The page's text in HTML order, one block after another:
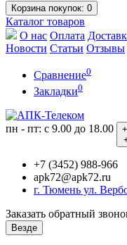
Корзинапокупок: 0
Каталог товаров
О нас Оплата
Новости Статьи Отзывы
Сравнение0
Закладки0
пн - пт: с 9.00 до 18.00
+7 (3452) 988-966
apk72@apk72.ru
г. Тюмень ул.
Заказать обратный
Везде